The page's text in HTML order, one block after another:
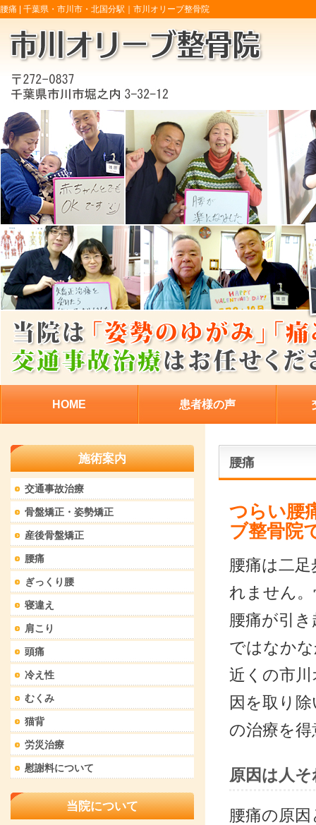
腰痛 | 千葉県・市川市・北国分駅｜市川オリーブ整骨院
HOME 患者様の声
腰痛
つらい腰
ブ整骨院
腰痛は二
れません
腰痛が引
ではなか
近くの市
因を取り
の治療を
原因は人
腰痛の原
施術案内
交通事故治療
骨盤矯正・姿勢矯正
産後骨盤矯正
腰痛
ぎっくり腰
寝違え
肩こり
頭痛
冷え性
むくみ
猫背
労災治療
慰謝料について
当院について